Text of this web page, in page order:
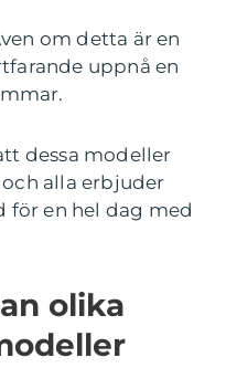
om detta är en
uppnå en
dessa modeller
alla erbjuder
en hel dag med
olika